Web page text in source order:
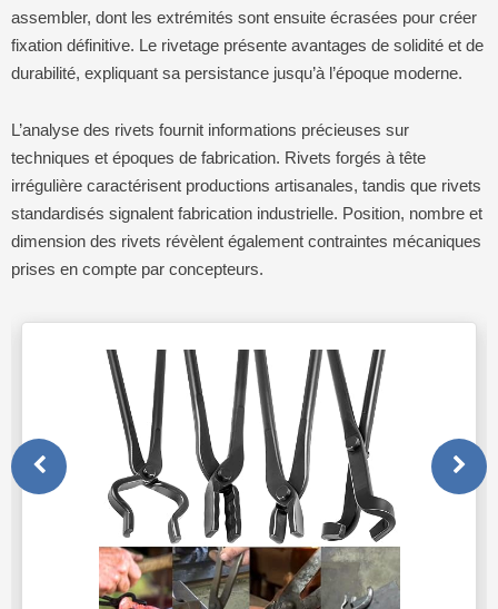
assembler, dont les extrémités sont ensuite écrasées pour créer
fixation définitive. Le rivetage présente avantages de solidité et de
durabilité, expliquant sa persistance jusqu’à l’époque moderne.
L’analyse des rivets fournit informations précieuses sur
techniques et époques de fabrication. Rivets forgés à tête
irrégulière caractérisent productions artisanales, tandis que rivets
standardisés signalent fabrication industrielle. Position, nombre et
dimension des rivets révèlent également contraintes mécaniques
prises en compte par concepteurs.